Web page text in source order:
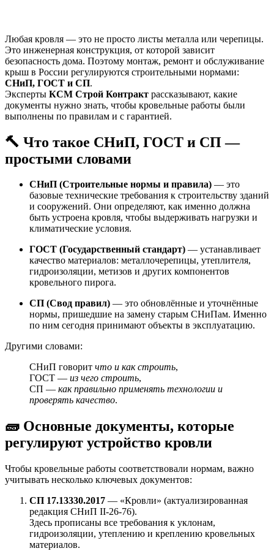
Любая кровля — это не просто листы металла или черепицы.
Это инженерная конструкция, от которой зависит
безопасность дома. Поэтому монтаж, ремонт и обслуживание
крыш в России регулируются строительными нормами:
СНиП, ГОСТ и СП.
Эксперты КСМ Строй Контракт рассказывают, какие
документы нужно знать, чтобы кровельные работы были
выполнены по правилам и с гарантией.
🔨 Что такое СНиП, ГОСТ и СП —
простыми словами
СНиП (Строительные нормы и правила) — это
базовые технические требования к строительству зданий
и сооружений. Они определяют, как именно должна
быть устроена кровля, чтобы выдерживать нагрузки и
климатические условия.
ГОСТ (Государственный стандарт) — устанавливает
качество материалов: металлочерепицы, утеплителя,
гидроизоляции, метизов и других компонентов
кровельного пирога.
СП (Свод правил) — это обновлённые и уточнённые
нормы, пришедшие на замену старым СНиПам. Именно
по ним сегодня принимают объекты в эксплуатацию.
Другими словами:
СНиП говорит что и как строить,
ГОСТ — из чего строить,
СП — как правильно применять технологии и
проверять качество.
🧱 Основные документы, которые
регулируют устройство кровли
Чтобы кровельные работы соответствовали нормам, важно
учитывать несколько ключевых документов:
СП 17.13330.2017 — «Кровли» (актуализированная
редакция СНиП II-26-76).
Здесь прописаны все требования к уклонам,
гидроизоляции, утеплению и креплению кровельных
материалов.